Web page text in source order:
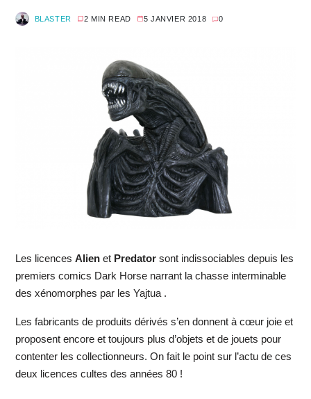
BLASTER 2 MIN READ 5 JANVIER 2018 0
Les licences Alienet Predatorsont indissociables depuis les
premiers comics Dark Horse narrant la chasse interminable
des xénomorphes par les Yajtua .
Les fabricants de produits dérivés s’en donnent à cœur joie et
proposent encore et toujours plus d’objets et de jouets pour
contenter les collectionneurs. On fait le point sur l’actu de ces
deux licences cultes des années 80 !